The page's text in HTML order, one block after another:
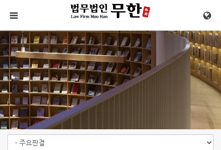
메뉴 건너뛰기